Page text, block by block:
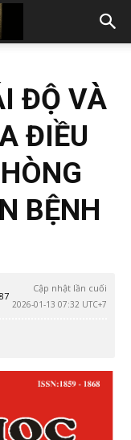
ĐỘ VÀ
ĐIỀU
BỆNH
Cập nhật lần cuối
2026-01-13 07:32 UTC+7
87